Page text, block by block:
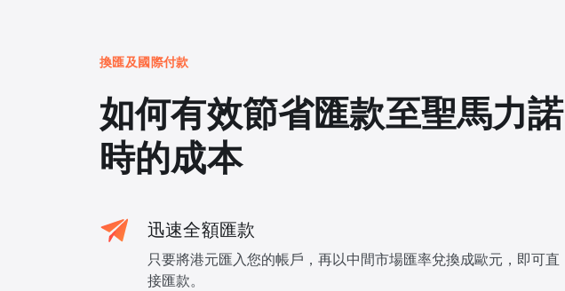
換匯及國際付款
如何有效節省匯款至聖馬力諾
時的成本
迅速全額匯款
只要將港元匯入您的帳戶，再以中間市場匯率兌換成歐元，即可直
接匯款。